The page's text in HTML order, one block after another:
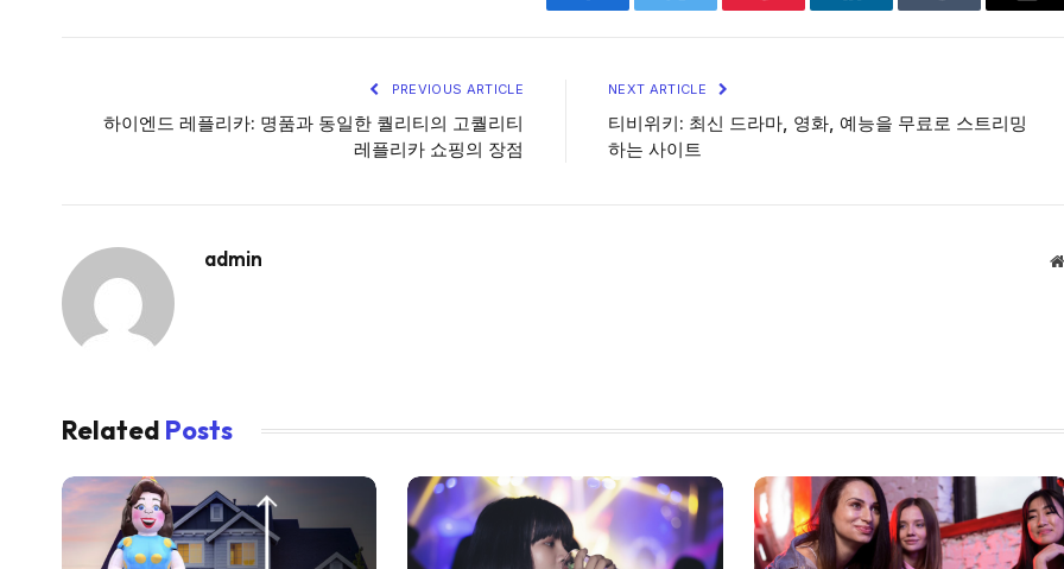
Facebook Twitter Pinterest LinkedIn Tumblr
PREVIOUS ARTICLE
하이엔드 레플리카: 명품과 동일한 퀄리티의 고퀄리티
레플리카 쇼핑의 장점
NEXT ARTICLE
티비위키: 최신 드라마, 영화, 예능을 무료로 스트리밍
하는 사이트
admin
Related Posts